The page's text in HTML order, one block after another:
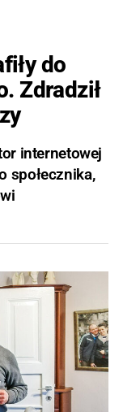
do
Zdradził
internetowej
społecznika,